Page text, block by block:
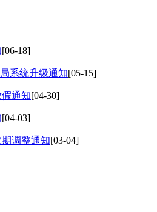
[06-18]
系统升级通知[05-15]
通知[04-30]
[04-03]
调整通知[03-04]